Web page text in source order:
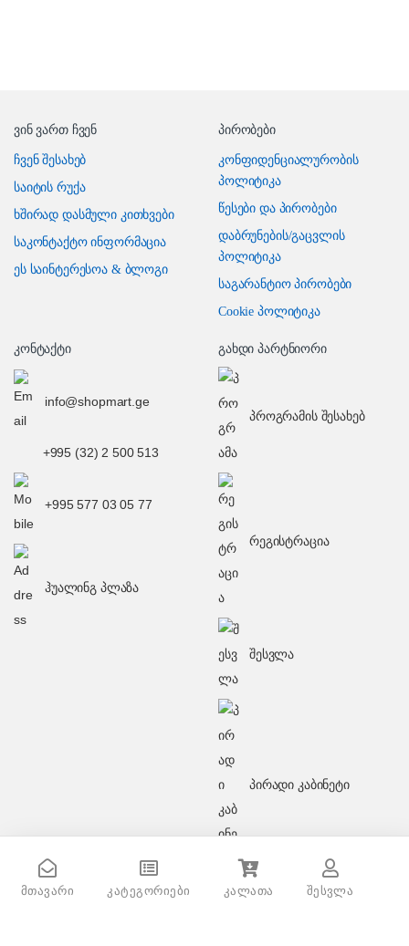
ვინ ვართ ჩვენ
ჩვენ შესახებ
საიტის რუქა
ხშირად დასმული კითხვები
საკონტაქტო ინფორმაცია
ეს საინტერესოა & ბლოგი
პირობები
კონფიდენციალურობის
პოლიტიკა
წესები და პირობები
დაბრუნების/გაცვლის
პოლიტიკა
საგარანტიო პირობები
Cookie პოლიტიკა
კონტაქტი
info@shopmart.ge
+995 (32) 2 500 513
+995 577 03 05 77
ჰუალინგ პლაზა
გახდი პარტნიორი
პროგრამის შესახებ
რეგისტრაცია
შესვლა
პირადი კაბინეტი
მთავარი კატეგორიები კალათა შესვლა